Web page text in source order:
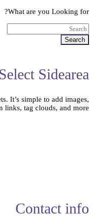
What are you Looking for?
Search
Select Sidearea
It’s simple to add images,
links, tag clouds, and more.
Contact info